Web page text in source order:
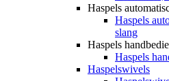
Haspels
Haspels
slang
Haspels
Haspels
Haspelswivels